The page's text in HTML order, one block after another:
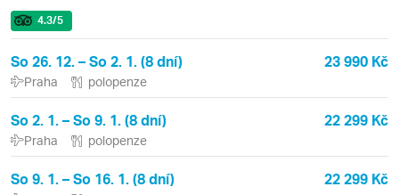
4.3/5
So 26. 12. – So 2. 1. (8 dní) 23 990 Kč
Praha polopenze
So 2. 1. – So 9. 1. (8 dní) 22 299 Kč
Praha polopenze
So 9. 1. – So 16. 1. (8 dní) 22 299 Kč